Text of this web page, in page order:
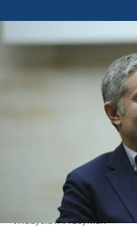
Władysław Frasyniuk